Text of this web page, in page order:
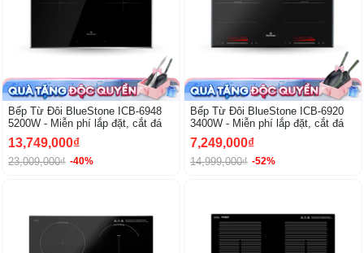
Bếp Từ Đôi BlueStone ICB-6948
5200W - Miễn phí lắp đặt, cắt đá
13,749,000₫
23,009,000₫ -40%
Bếp Từ Đôi BlueStone ICB-6920
3400W - Miễn phí lắp đặt, cắt đá
7,249,000₫
14,999,000₫ -52%